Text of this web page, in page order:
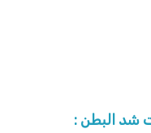
شد البطن :